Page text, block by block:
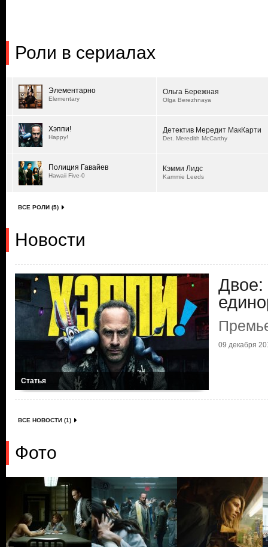
Роли в сериалах
Элементарно
Elementary
Ольга Бережная
Olga Berezhnaya
Хэппи!
Happy!
Детектив Мередит МакКарти
Det. Meredith McCarthy
Полиция Гавайев
Hawaii Five-0
Кэмми Лидс
Kammie Leeds
ВСЕ РОЛИ (5)
Новости
Статья
Двое:
09 декабря
ВСЕ НОВОСТИ (1)
Фото